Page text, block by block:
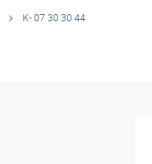
K- 07 30 30 44